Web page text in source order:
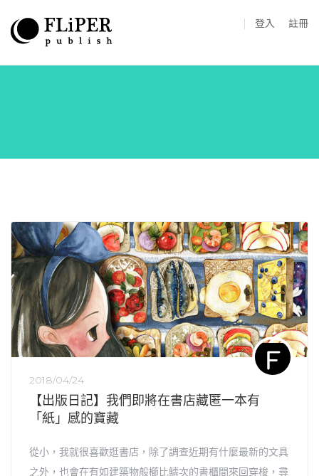
登入 註冊
2018/04/24
【出版日記】我們即將在書店藏匿一本有
「紙」感的寶藏
從小，我就很喜歡逛書店，除了調查近期有什麼最新的文具
之外，也會在有如建築物般櫛比鱗次的書櫃間來回穿梭，尋